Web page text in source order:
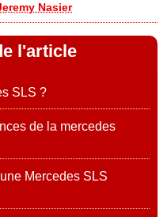
Nasier
l'article
SLS ?
de la mercedes
Mercedes SLS